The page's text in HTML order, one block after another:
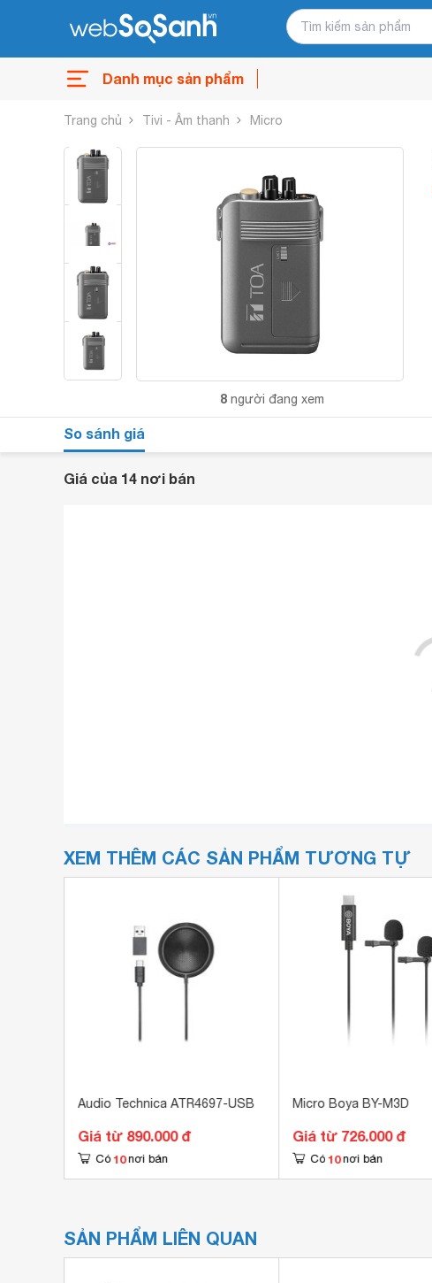
Danh mục sản phẩm
Trang chủ Tivi - Âm thanh Micro
8 người đang xem
So sánh giá
Giá của 14 nơi bán
XEM THÊM CÁC SẢN PHẨM TƯƠNG TỰ
Audio Technica ATR4697-USB
Giá từ 890.000 đ
Có 10 nơi bán
Micro Boya BY-M3D
Giá từ 726.000 đ
Có 10 nơi bán
SẢN PHẨM LIÊN QUAN